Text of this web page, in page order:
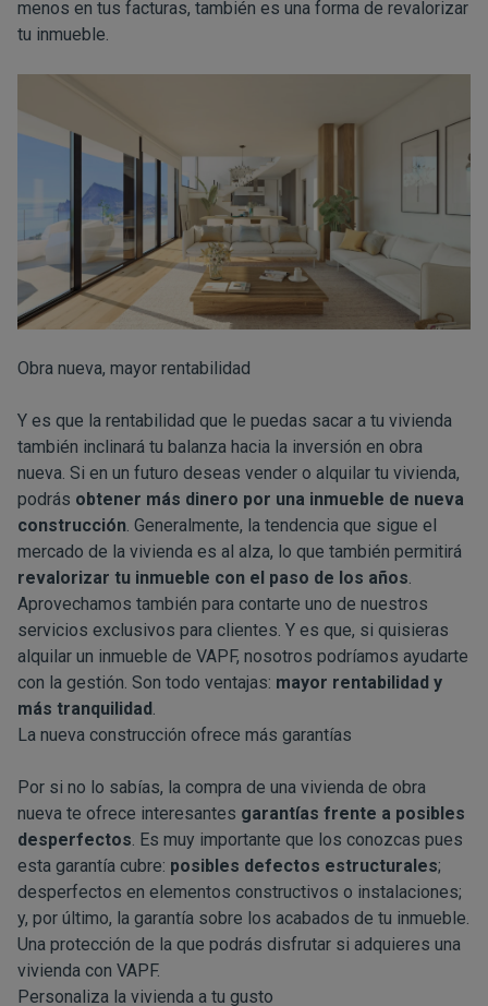
menos en tus facturas, también es una forma de revalorizar
tu inmueble.
Obra nueva, mayor rentabilidad
Y es que la rentabilidad que le puedas sacar a tu vivienda
también inclinará tu balanza hacia la inversión en obra
nueva. Si en un futuro deseas vender o alquilar tu vivienda,
podrás obtener más dinero por una inmueble de nueva
construcción. Generalmente, la tendencia que sigue el
mercado de la vivienda es al alza, lo que también permitirá
revalorizar tu inmueble con el paso de los años.
Aprovechamos también para contarte uno de nuestros
servicios exclusivos para clientes. Y es que, si quisieras
alquilar un inmueble de VAPF, nosotros podríamos ayudarte
con la gestión. Son todo ventajas: mayor rentabilidad y
más tranquilidad.
La nueva construcción ofrece más garantías
Por si no lo sabías, la compra de una vivienda de obra
nueva te ofrece interesantes garantías frente a posibles
desperfectos. Es muy importante que los conozcas pues
esta garantía cubre: posibles defectos estructurales;
desperfectos en elementos constructivos o instalaciones;
y, por último, la garantía sobre los acabados de tu inmueble.
Una protección de la que podrás disfrutar si adquieres una
vivienda con VAPF.
Personaliza la vivienda a tu gusto